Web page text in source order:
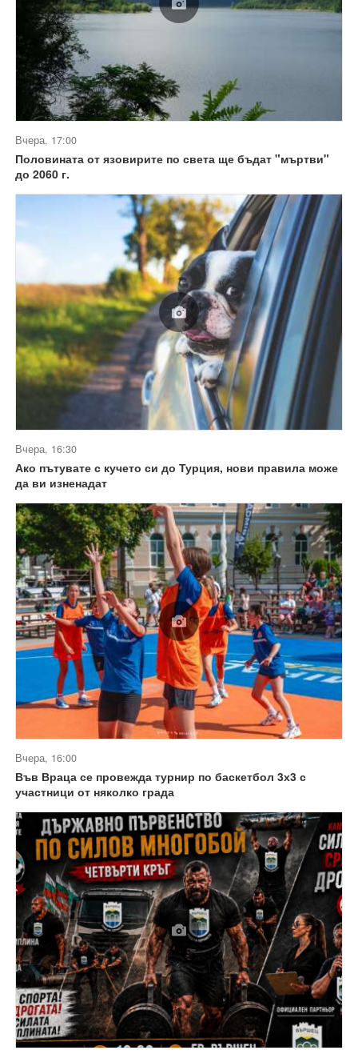
Вчера, 17:00
Половината от язовирите по света ще бъдат "мъртви"
до 2060 г.
Вчера, 16:30
Ако пътувате с кучето си до Турция, нови правила може
да ви изненадат
Вчера, 16:00
Във Враца се провежда турнир по баскетбол 3х3 с
участници от няколко града